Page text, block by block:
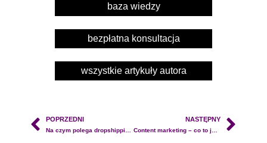
baza wiedzy
bezpłatna konsultacja
wszystkie artykuły autora
POPRZEDNI NASTĘPNY